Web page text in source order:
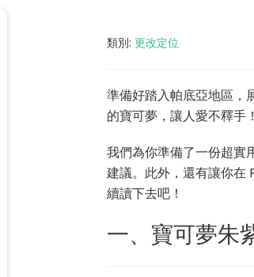
類別: 更改定位
準備好踏入帕底亞地區，
的寶可夢，讓人愛不釋手！
我們為你準備了一份超實
建議。此外，還有讓你在
續讀下去吧！
一、寶可夢朱